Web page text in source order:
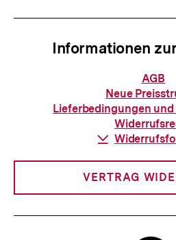
Informationen
zur
AGB
Neue
Lieferbedingungen
Download-
VERTRAG